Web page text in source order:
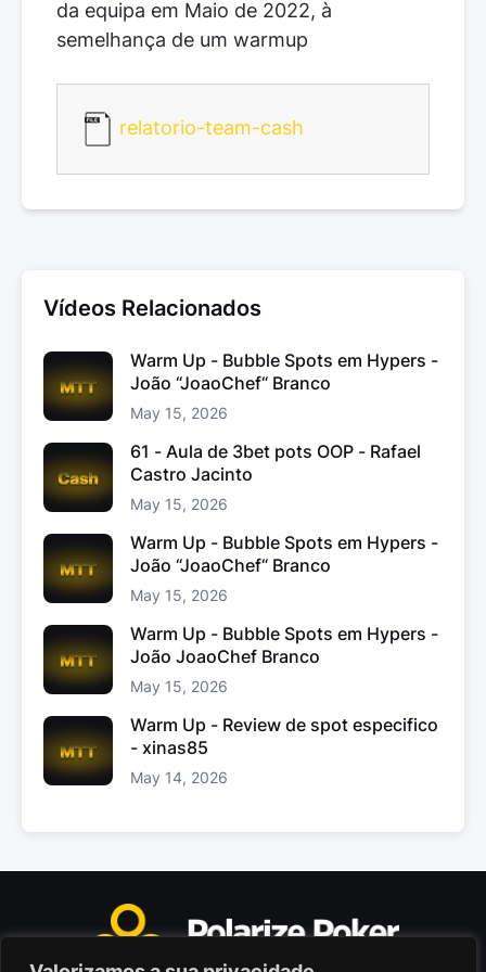
da equipa em Maio de 2022, à
semelhança de um warmup
relatorio-team-cash
Vídeos Relacionados
Warm Up - Bubble Spots em Hypers -
João “JoaoChef“ Branco
May 15, 2026
61 - Aula de 3bet pots OOP - Rafael
Castro Jacinto
May 15, 2026
Warm Up - Bubble Spots em Hypers -
João “JoaoChef“ Branco
May 15, 2026
Warm Up - Bubble Spots em Hypers -
João JoaoChef Branco
May 15, 2026
Warm Up - Review de spot especifico
- xinas85
May 14, 2026